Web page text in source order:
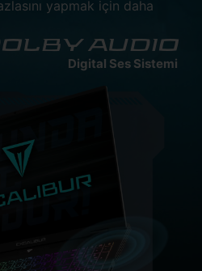
yapmak için daha
AUDIO
Digital Ses Sistemi